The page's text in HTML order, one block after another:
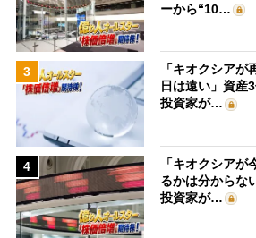
ーから“10…
3
「キオクシア
日は遠い」資産
投資家が…
4
「キオクシア
るかは分からな
投資家が…